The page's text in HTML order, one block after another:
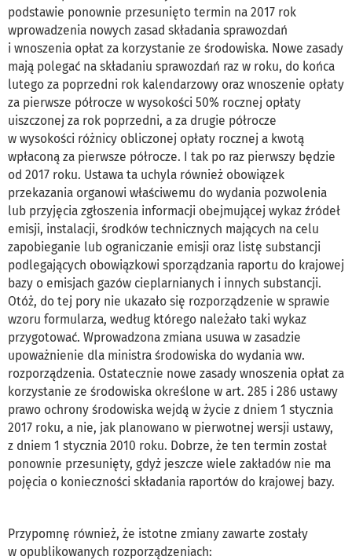
podstawie ponownie przesunięto termin na 2017 rok
wprowadzenia nowych zasad składania sprawozdań
i wnoszenia opłat za korzystanie ze środowiska. Nowe zasady
mają polegać na składaniu sprawozdań raz w roku, do końca
lutego za poprzedni rok kalendarzowy oraz wnoszenie opłaty
za pierwsze półrocze w wysokości 50% rocznej opłaty
uiszczonej za rok poprzedni, a za drugie półrocze
w wysokości różnicy obliczonej opłaty rocznej a kwotą
wpłaconą za pierwsze półrocze. I tak po raz pierwszy będzie
od 2017 roku. Ustawa ta uchyla również obowiązek
przekazania organowi właściwemu do wydania pozwolenia
lub przyjęcia zgłoszenia informacji obejmującej wykaz źródeł
emisji, instalacji, środków technicznych mających na celu
zapobieganie lub ograniczanie emisji oraz listę substancji
podlegających obowiązkowi sporządzania raportu do krajowej
bazy o emisjach gazów cieplarnianych i innych substancji.
Otóż, do tej pory nie ukazało się rozporządzenie w sprawie
wzoru formularza, według którego należało taki wykaz
przygotować. Wprowadzona zmiana usuwa w zasadzie
upoważnienie dla ministra środowiska do wydania ww.
rozporządzenia. Ostatecznie nowe zasady wnoszenia opłat za
korzystanie ze środowiska określone w art. 285 i 286 ustawy
prawo ochrony środowiska wejdą w życie z dniem 1 stycznia
2017 roku, a nie, jak planowano w pierwotnej wersji ustawy,
z dniem 1 stycznia 2010 roku. Dobrze, że ten termin został
ponownie przesunięty, gdyż jeszcze wiele zakładów nie ma
pojęcia o konieczności składania raportów do krajowej bazy.
Przypomnę również, że istotne zmiany zawarte zostały
w opublikowanych rozporządzeniach: